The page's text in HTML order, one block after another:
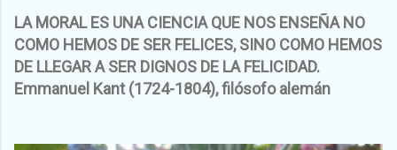
LA MORAL ES UNA CIENCIA QUE NOS ENSEÑA NO
COMO HEMOS DE SER FELICES, SINO COMO HEMOS
DE LLEGAR A SER DIGNOS DE LA FELICIDAD.
Emmanuel Kant (1724-1804), filósofo alemán